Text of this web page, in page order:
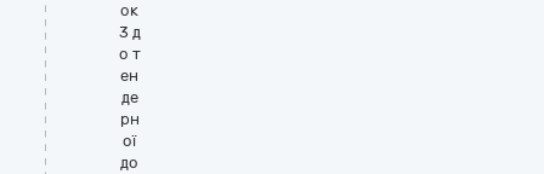
ок
3 д
о т
ен
де
рн
ої
до